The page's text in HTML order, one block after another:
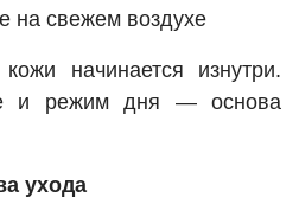
на свежем воздухе
начинается изнутри.
и режим дня — основа
ухода